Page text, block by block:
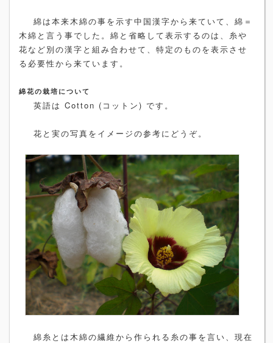
綿は本来木綿の事を示す中国漢字から来ていて、綿＝
木綿と言う事でした。綿と省略して表示するのは、糸や
花など別の漢字と組み合わせて、特定のものを表示させ
る必要性から来ています。
綿花の栽培について
英語は Cotton (コットン) です。
花と実の写真をイメージの参考にどうぞ。
綿糸とは木綿の繊維から作られる糸の事を言い、現在